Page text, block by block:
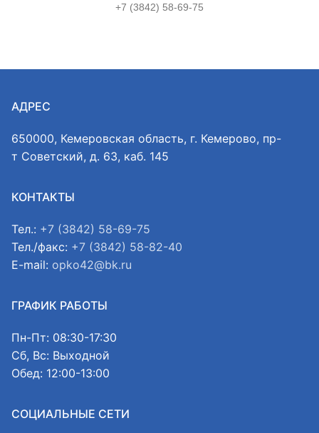
+7 (3842) 58-69-75
АДРЕС
650000, Кемеровская область, г. Кемерово, пр-
т Советский, д. 63, каб. 145
КОНТАКТЫ
Тел.: +7 (3842) 58-69-75
Тел./факс: +7 (3842) 58-82-40
E-mail: opko42@bk.ru
ГРАФИК РАБОТЫ
Пн-Пт: 08:30-17:30
Сб, Вс: Выходной
Обед: 12:00-13:00
СОЦИАЛЬНЫЕ СЕТИ